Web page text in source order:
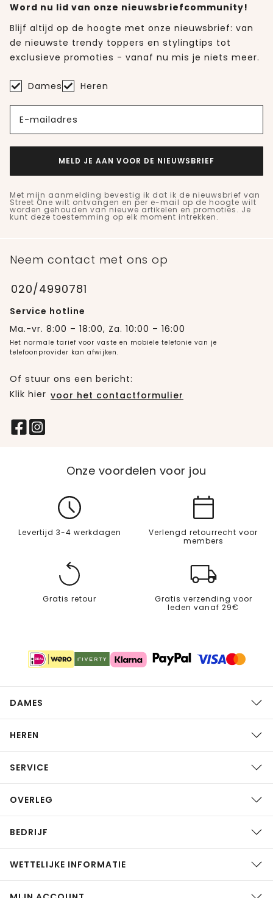
Word nu lid van onze nieuwsbriefcommunity!
Blijf altijd op de hoogte met onze nieuwsbrief: van
de nieuwste trendy toppers en stylingtips tot
exclusieve promoties - vanaf nu mis je niets meer.
Dames Heren
E-mailadres
MELD JE AAN VOOR DE NIEUWSBRIEF
Met mijn aanmelding bevestig ik dat ik de nieuwsbrief van
Street One wilt ontvangen en per e-mail op de hoogte wilt
worden gehouden van nieuwe artikelen en promoties. Je
kunt deze toestemming op elk moment intrekken.
Neem contact met ons op
020/4990781
Service hotline
Ma.-vr. 8:00 – 18:00, Za. 10:00 – 16:00
Het normale tarief voor vaste en mobiele telefonie van je
telefoonprovider kan afwijken.
Of stuur ons een bericht:
Klik hier voor het contactformulier
Onze voordelen voor jou
Levertijd 3-4 werkdagen
Verlengd retourrecht voor
members
Gratis retour
Gratis verzending voor
leden vanaf 29€
DAMES
HEREN
SERVICE
OVERLEG
BEDRIJF
WETTELIJKE INFORMATIE